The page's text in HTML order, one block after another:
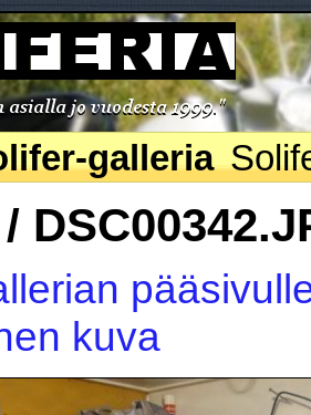
galleria
kuva